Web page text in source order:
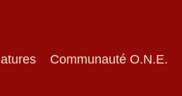
Communauté O.N.E.